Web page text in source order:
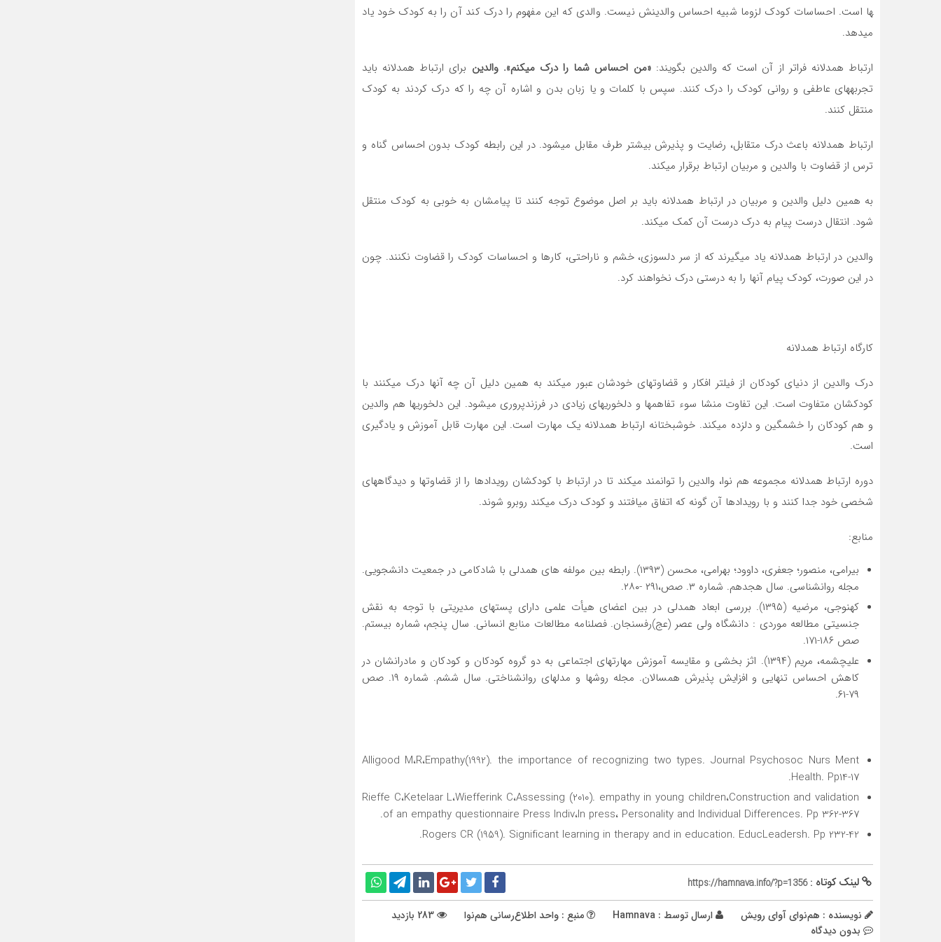
ها است. احساسات کودک لزوما شبیه احساس والدینش نیست. والدی که این مفهوم را درک کند آن را به کودک خود یاد
می­دهد.
ارتباط همدلانه فراتر از آن است که والدین بگویند:«من احساس شما را درک می­کنم». والدین برای ارتباط همدلانه باید
تجربه­های عاطفی و روانی کودک را درک کنند. سپس با کلمات و یا زبان بدن و اشاره آن چه را که درک کردند به کودک
منتقل کنند.
ارتباط همدلانه باعث درک متقابل، رضایت و پذیرش بیشتر طرف مقابل می­شود. در این رابطه کودک بدون احساس گناه و
ترس از قضاوت با والدین و مربیان ارتباط برقرار می­کند.
به همین دلیل والدین و مربیان در ارتباط همدلانه باید بر اصل موضوع توجه کنند تا پیامشان به خوبی به کودک منتقل
شود. انتقال درست پیام به درک درست آن کمک می­کند.
والدین در ارتباط همدلانه یاد می­گیرند که از سر دلسوزی، خشم و ناراحتی، کارها و احساسات کودک را قضاوت نکنند. چون
در این صورت، کودک پیام آن­ها را به درستی درک نخواهند کرد.
کارگاه ارتباط همدلانه
درک والدین از دنیای کودکان از فیلتر افکار و قضاوت­های خودشان عبور می­کند به همین دلیل آن چه آن­ها درک می­کنند با
کودکشان متفاوت است. این تفاوت منشا سوء تفاهم­ها و دلخوری­های زیادی در فرزندپروری می­شود. این دلخوری­ها هم والدین
و هم کودکان را خشمگین و دلزده می­کند. خوشبختانه ارتباط همدلانه یک مهارت است. این مهارت قابل آموزش و یادگیری
است.
دوره ارتباط همدلانه مجموعه هم نوا، والدین را توانمند می­کند تا در ارتباط با کودکشان رویدادها را از قضاوت­ها و دیدگاه­های
شخصی خود جدا کنند و با رویدادها آن گونه که اتفاق می­افتند و کودک درک می­کند روبرو شوند.
منابع:
بیرامی، منصور؛ جعفري، داوود؛ بهرامی، محسن (۱۳۹۳). رابطه بین مولفه هاي همدلی با شادکامی در جمعیت دانشجویی.
مجله روانشناسی. سال هجدهم. شماره ۳. صص،۲۹۱ -۲۸۰.
کهنوجی، مرضیه (۱۳۹۵). بررسی ابعاد همدلی در بین اعضاي هیأت علمی داراي پستهاي مدیریتی با توجه به نقش
جنسیتی مطالعه موردي : دانشگاه ولی عصر (عج)رفسنجان. فصلنامه مطالعات منابع انسانی. سال پنجم، شماره بیستم.
صص ۱۸۶-۱۷۱.
علی­چشمه، مریم (۱۳۹۴). اثز بخشی و مقایسه آموزش مهارت­های اجتماعی به دو گروه کودکان و کودکان و مادرانشان در
کاهش احساس تنهایی و افزایش پذیرش همسالان. مجله روش­ها و مدل­های روانشناختی. سال ششم. شماره ۱۹. صص
۷۹-۶۱.
Alligood M،R،Empathy(1992). the importance of recognizing two types. Journal Psychosoc Nurs Ment
Health. Pp14-17.
Rieffe C،Ketelaar L،Wiefferink C،Assessing (2010). empathy in young children،Construction and validation
of an empathy questionnaire Press Indiv،In press، Personality and Individual Differences. Pp 362-367.
Rogers CR (1959). Significant learning in therapy and in education. EducLeadersh. Pp 232-42.
لینک کوتاه :https://hamnava.info/?p=1356
نویسنده : هم‌نوای آوای رویش ارسال توسط : Hamnava منبع : واحد اطلاع‌رسانی هم‌نوا
بدون دیدگاه